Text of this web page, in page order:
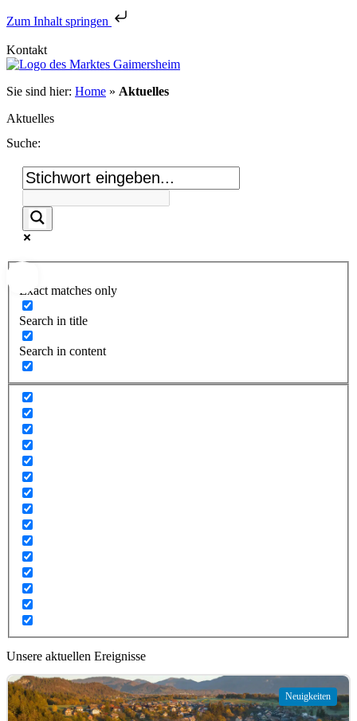
Zum Inhalt springen
Kontakt
Sie sind hier: Home » Aktuelles
Aktuelles
Suche:
Exact matches only
Search in title
Search in content
Unsere aktuellen Ereignisse
Neuigkeiten